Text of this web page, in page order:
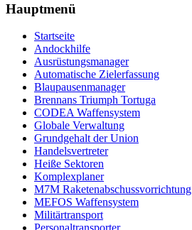
Hauptmenü
Startseite
Andockhilfe
Ausrüstungsmanager
Automatische Zielerfassung
Blaupausenmanager
Brennans Triumph Tortuga
CODEA Waffensystem
Globale Verwaltung
Grundgehalt der Union
Handelsvertreter
Heiße Sektoren
Komplexplaner
M7M Raketenabschussvorrichtung
MEFOS Waffensystem
Militärtransport